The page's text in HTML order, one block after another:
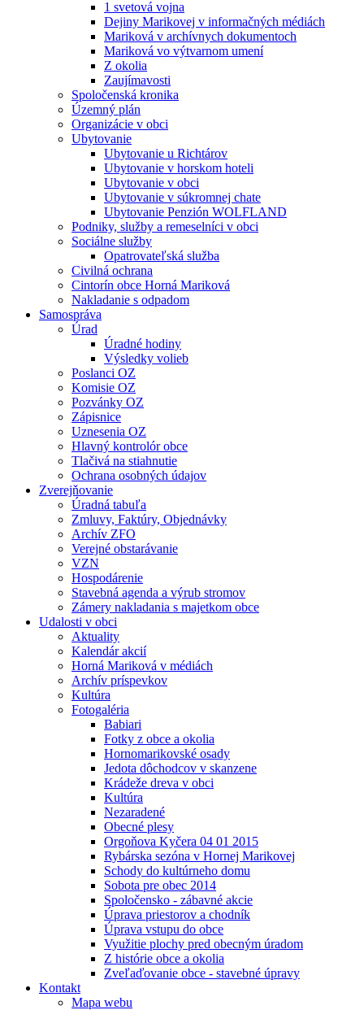
1 svetová vojna
Dejiny Marikovej v informačných médiách
Mariková v archívnych dokumentoch
Mariková vo výtvarnom umení
Z okolia
Zaujímavosti
Spoločenská kronika
Územný plán
Organizácie v obci
Ubytovanie
Ubytovanie u Richtárov
Ubytovanie v horskom hoteli
Ubytovanie v obci
Ubytovanie v súkromnej chate
Ubytovanie Penzión WOLFLAND
Podniky, služby a remeselníci v obci
Sociálne služby
Opatrovateľská služba
Civilná ochrana
Cintorín obce Horná Mariková
Nakladanie s odpadom
Samospráva
Úrad
Úradné hodiny
Výsledky volieb
Poslanci OZ
Komisie OZ
Pozvánky OZ
Zápisnice
Uznesenia OZ
Hlavný kontrolór obce
Tlačivá na stiahnutie
Ochrana osobných údajov
Zverejňovanie
Úradná tabuľa
Zmluvy, Faktúry, Objednávky
Archív ZFO
Verejné obstarávanie
VZN
Hospodárenie
Stavebná agenda a výrub stromov
Zámery nakladania s majetkom obce
Udalosti v obci
Aktuality
Kalendár akcií
Horná Mariková v médiách
Archív príspevkov
Kultúra
Fotogaléria
Babiari
Fotky z obce a okolia
Hornomarikovské osady
Jedota dôchodcov v skanzene
Krádeže dreva v obci
Kultúra
Nezaradené
Obecné plesy
Orgoňova Kyčera 04 01 2015
Rybárska sezóna v Hornej Marikovej
Schody do kultúrneho domu
Sobota pre obec 2014
Spoločensko - zábavné akcie
Úprava priestorov a chodník
Úprava vstupu do obce
Využitie plochy pred obecným úradom
Z histórie obce a okolia
Zveľaďovanie obce - stavebné úpravy
Kontakt
Mapa webu